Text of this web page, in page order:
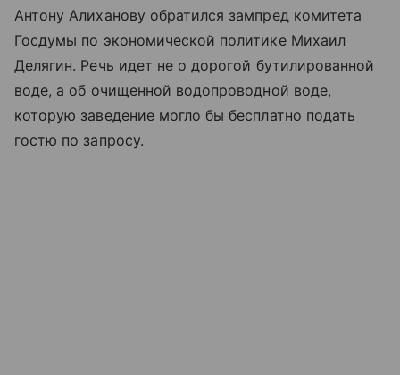
Антону Алиханову обратился зампред комитета
Госдумы по экономической политике Михаил
Делягин. Речь идет не о дорогой бутилированной
воде, а об очищенной водопроводной воде,
которую заведение могло бы бесплатно подать
гостю по запросу.